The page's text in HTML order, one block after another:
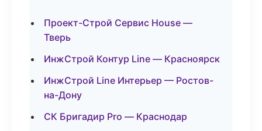
Проект-Строй Сервис House —
Тверь
ИнжСтрой Контур Line — Красноярск
ИнжСтрой Line Интерьер — Ростов-
на-Дону
СК Бригадир Pro — Краснодар